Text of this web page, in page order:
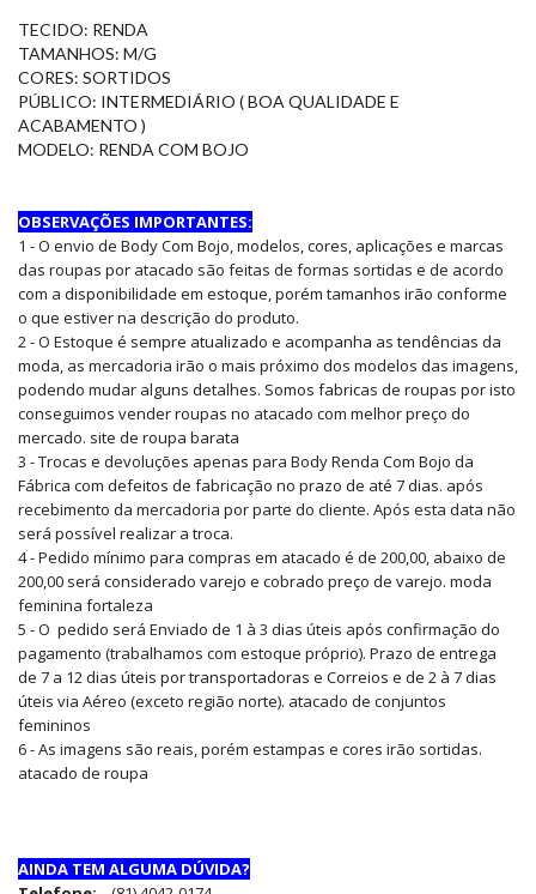
TECIDO: RENDA
TAMANHOS: M/G
CORES: SORTIDOS
PÚBLICO: INTERMEDIÁRIO ( BOA QUALIDADE E
ACABAMENTO )
MODELO: RENDA COM BOJO
OBSERVAÇÕES IMPORTANTES:
1 - O envio de Body Com Bojo, modelos, cores, aplicações e marcas
das roupas por atacado são feitas de formas sortidas e de acordo
com a disponibilidade em estoque, porém tamanhos irão conforme
o que estiver na descrição do produto.
2 - O Estoque é sempre atualizado e acompanha as tendências da
moda, as mercadoria irão o mais próximo dos modelos das imagens,
podendo mudar alguns detalhes. Somos fabricas de roupas por isto
conseguimos vender roupas no atacado com melhor preço do
mercado. site de roupa barata
3 - Trocas e devoluções apenas para Body Renda Com Bojo da
Fábrica com defeitos de fabricação no prazo de até 7 dias. após
recebimento da mercadoria por parte do cliente. Após esta data não
será possível realizar a troca.
4 - Pedido mínimo para compras em atacado é de 200,00, abaixo de
200,00 será considerado varejo e cobrado preço de varejo. moda
feminina fortaleza
5 - O pedido será Enviado de 1 à 3 dias úteis após confirmação do
pagamento (trabalhamos com estoque próprio). Prazo de entrega
de 7 a 12 dias úteis por transportadoras e Correios e de 2 à 7 dias
úteis via Aéreo (exceto região norte). atacado de conjuntos
femininos
6 - As imagens são reais, porém estampas e cores irão sortidas.
atacado de roupa
AINDA TEM ALGUMA DÚVIDA?